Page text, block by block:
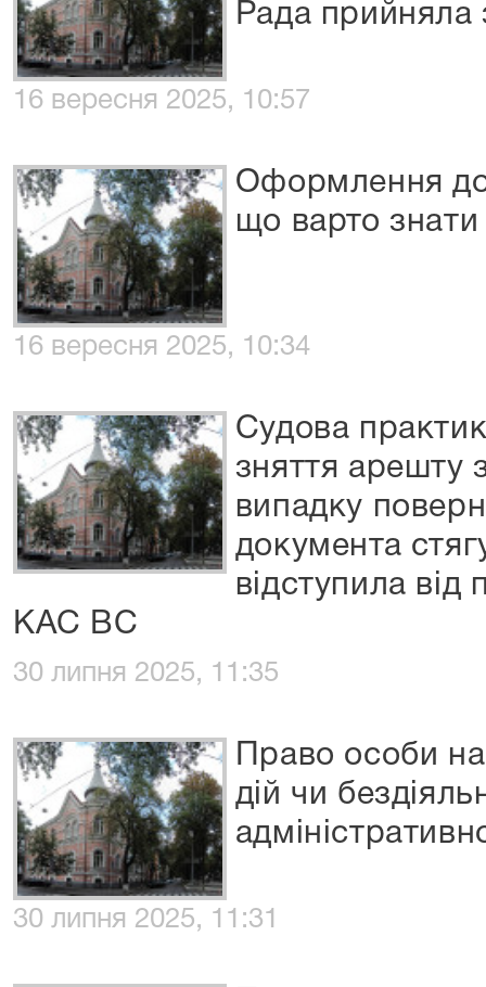
Рада прийняла
16 вересня 2025, 10:57
Оформлення
що варто знати
16 вересня 2025, 10:34
Судова
зняття арешту
випадку
документа
відступила від
КАС ВС
30 липня 2025, 11:35
Право особи
дій чи
30 липня 2025, 11:31